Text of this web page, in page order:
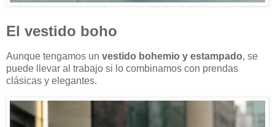
El vestido boho
Aunque tengamos un vestido bohemio y estampado, se
puede llevar al trabajo si lo combinamos con prendas
clásicas y elegantes.